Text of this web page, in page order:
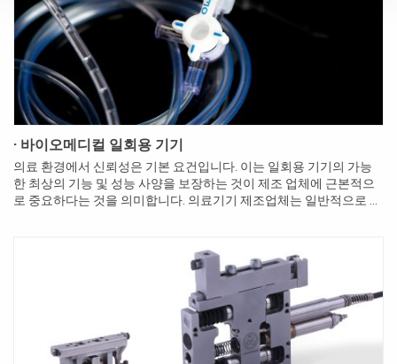
· 바이오메디컬 일회용 기기
의료 환경에서 신뢰성은 기본 요건입니다. 이는 일회용 기기의 가능
한 최상의 기능 및 성능 사양을 보장하는 것이 제조 업체에 근본적으
로 중요하다는 것을 의미합니다. 의료기기 제조업체는 일반적으로 다